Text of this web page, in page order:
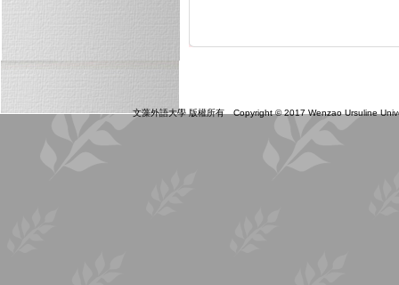
文藻外語大學 版權所有 Copyright © 2017 Wenzao Ursuline